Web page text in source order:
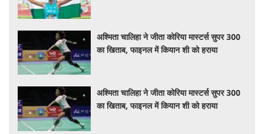
अश्मिता चालिहा ने जीता कोरिया मास्टर्स सुपर 300
का खिताब, फाइनल में कियान शी को हराया
अश्मिता चालिहा ने जीता कोरिया मास्टर्स सुपर 300
का खिताब, फाइनल में कियान शी को हराया